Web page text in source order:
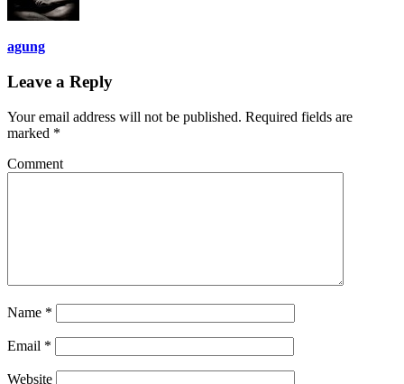
agung
Leave a Reply
Your email address will not be published. Required fields are
marked *
Comment
Name *
Email *
Website